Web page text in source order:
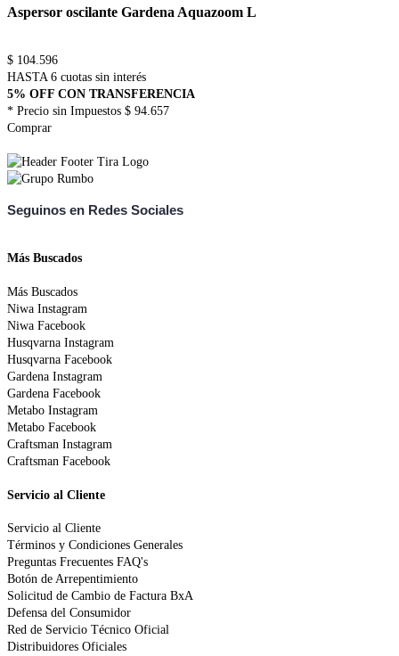
Aspersor oscilante Gardena Aquazoom L
$ 104.596
HASTA 6 cuotas sin interés
5% OFF CON TRANSFERENCIA
* Precio sin Impuestos $ 94.657
Comprar
Seguinos en Redes Sociales
Más Buscados
Más Buscados
Niwa Instagram
Niwa Facebook
Husqvarna Instagram
Husqvarna Facebook
Gardena Instagram
Gardena Facebook
Metabo Instagram
Metabo Facebook
Craftsman Instagram
Craftsman Facebook
Servicio al Cliente
Servicio al Cliente
Términos y Condiciones Generales
Preguntas Frecuentes FAQ's
Botón de Arrepentimiento
Solicitud de Cambio de Factura BxA
Defensa del Consumidor
Red de Servicio Técnico Oficial
Distribuidores Oficiales